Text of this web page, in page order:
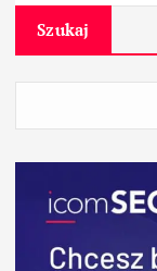
Szukaj